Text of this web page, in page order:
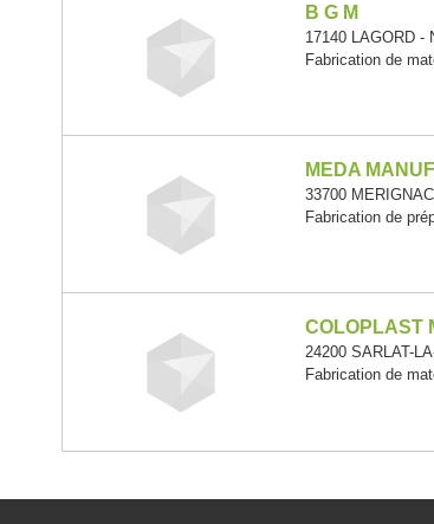
B G M
17140 LAGORD -
Fabrication de
MEDA
33700
Fabrication de
COLOPLAST
24200 SARLAT-
Fabrication de